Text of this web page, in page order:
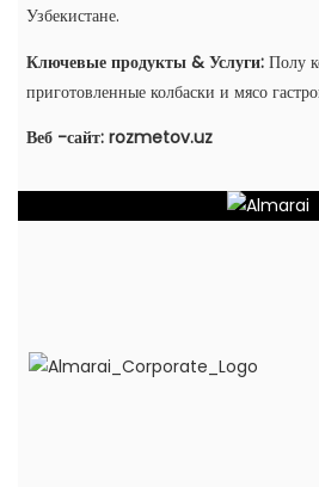
Узбекистане.
Ключевые продукты & Услуги: Полу
приготовленные колбаски и мясо
Веб -сайт: rozmetov.uz